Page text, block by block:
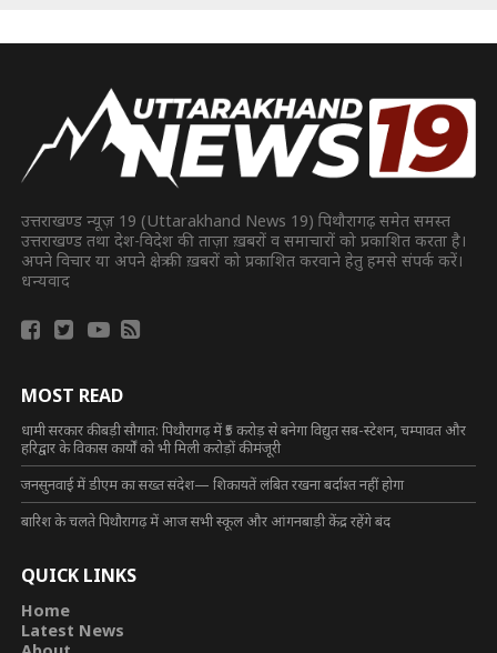
उत्तराखण्ड न्यूज़ 19 (Uttarakhand News 19) पिथौरागढ़ समेत समस्त
उत्तराखण्ड तथा देश-विदेश की ताज़ा ख़बरों व समाचारों को प्रकाशित करता है।
अपने विचार या अपने क्षेत्र की ख़बरों को प्रकाशित करवाने हेतु हमसे संपर्क करें।
धन्यवाद
MOST READ
धामी सरकार की बड़ी सौगात: पिथौरागढ़ में ₹5 करोड़ से बनेगा विद्युत सब-स्टेशन, चम्पावत और
हरिद्वार के विकास कार्यों को भी मिली करोड़ों की मंजूरी
जनसुनवाई में डीएम का सख्त संदेश— शिकायतें लंबित रखना बर्दाश्त नहीं होगा
बारिश के चलते पिथौरागढ़ में आज सभी स्कूल और आंगनबाड़ी केंद्र रहेंगे बंद
QUICK LINKS
Home
Latest News